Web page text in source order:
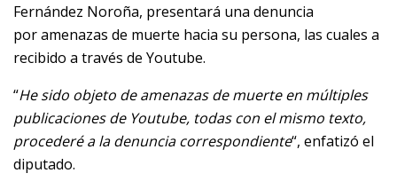
Fernández Noroña, presentará una denuncia
por amenazas de muerte hacia su persona, las cuales a
recibido a través de Youtube.
“He sido objeto de amenazas de muerte en múltiples
publicaciones de Youtube, todas con el mismo texto,
procederé a la denuncia correspondiente“, enfatizó el
diputado.